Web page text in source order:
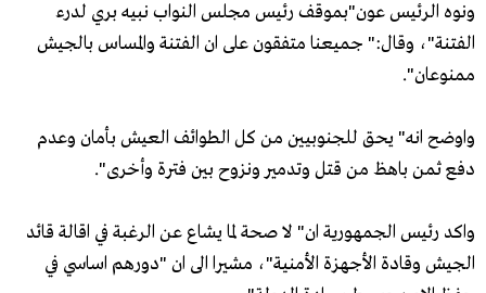
ونوه الرئيس عون"بموقف رئيس مجلس النواب نبيه بري لدرء
الفتنة"، وقال:" جميعنا متفقون على ان الفتنة والمساس بالجيش
ممنوعان".
واوضح انه" يحق للجنوبيين من كل الطوائف العيش بأمان وعدم
دفع ثمن باهظ من قتل وتدمير ونزوح بين فترة وأخرى".
واكد رئيس الجمهورية ان" لا صحة لما يشاع عن الرغبة في اقالة قائد
الجيش وقادة الأجهزة الأمنية"، مشيرا الى ان "دورهم اساسي في